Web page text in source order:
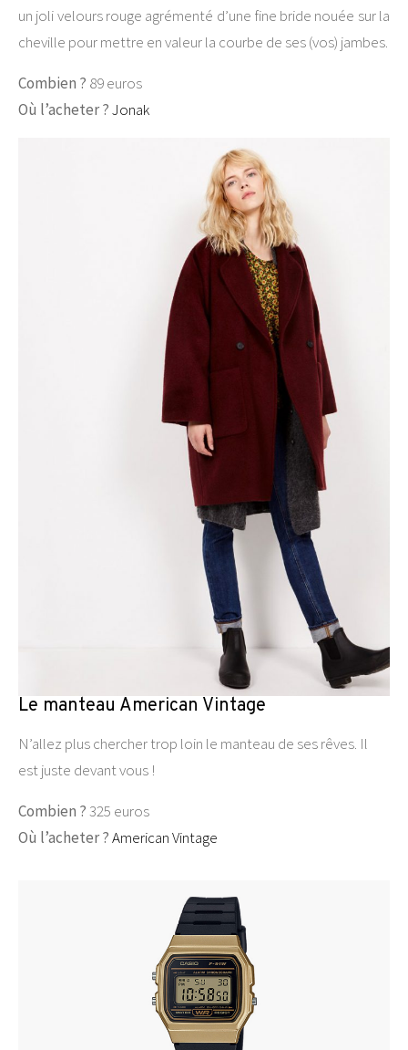
un joli velours rouge agrémenté d’une fine bride nouée sur la
cheville pour mettre en valeur la courbe de ses (vos) jambes.
Combien ? 89 euros
Où l’acheter ?Jonak
Le manteau American Vintage
N’allez plus chercher trop loin le manteau de ses rêves. Il
est juste devant vous !
Combien ?325 euros
Où l’acheter ?American Vintage